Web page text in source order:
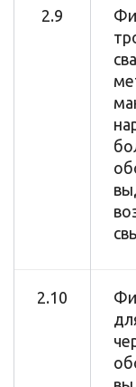
2.9
2.10